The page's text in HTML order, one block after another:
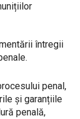
întregii
penal,
și garanțiile
penală,